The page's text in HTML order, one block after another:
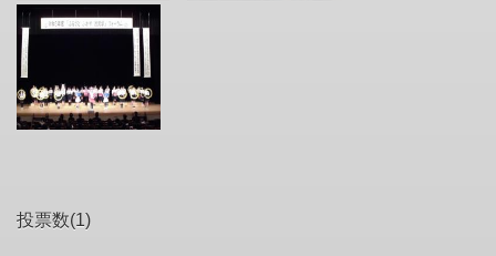
投票数(1)